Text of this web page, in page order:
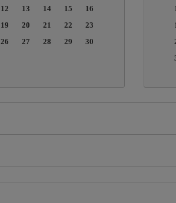
12 13 14 15
16
19 20 21 22
23
26 27 28 29
30